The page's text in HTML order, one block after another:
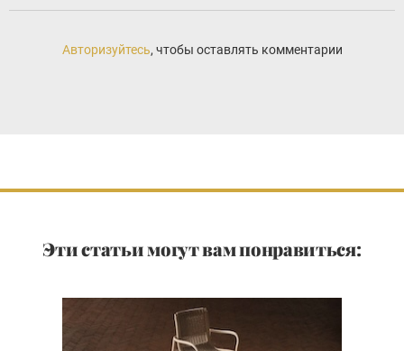
Авторизуйтесь, чтобы оставлять комментарии
Эти статьи могут вам понравиться: